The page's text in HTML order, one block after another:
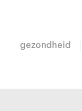
gezondheid